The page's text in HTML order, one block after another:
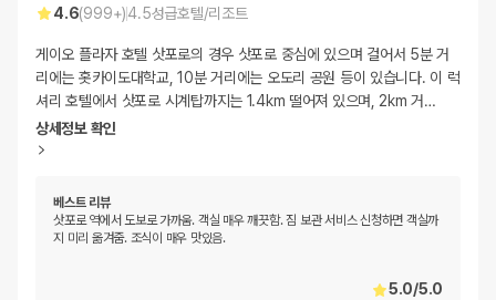
4.6(999+)4.5성급호텔/리조트
게이오 플라자 호텔 삿포로의 경우 삿포로 중심에 있으며 걸어서 5분 거
리에는 홋카이도대학교, 10분 거리에는 오도리 공원 등이 있습니다. 이 럭
셔리 호텔에서 삿포로 시계탑까지는 1.4km 떨어져 있으며, 2km 거…
상세정보 확인
베스트 리뷰
삿포로 역에서 도보로 가까움. 객실 매우 깨끗함. 짐 보관 서비스 신청하면 객실까
지 미리 옮겨줌. 조식이 매우 맛있음.
5.0/5.0